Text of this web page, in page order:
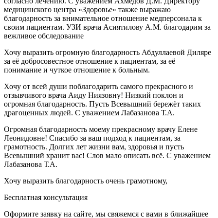
медицинского центра «Здоровье» также выражаю
благодарность за внимательное отношение медперсонала к
своим пациентам. УЗИ врача Асиятилову А.М. благодарим за
вежливое обследование
Хочу выразить огромную благодарность Абдуллаевой Диляре
за её добросовестное отношение к пациентам, за её
понимание и чуткое отношение к больным.
Хочу от всей души поблагодарить самого прекрасного и
отзывчивого врача Аиду Ниязовну! Низкий поклон и
огромная благодарность. Пусть Всевышний бережёт таких
драгоценных людей. С уважением Лабазанова Т.А.
Огромная благодарность моему прекрасному врачу Елене
Леонидовне! Спасибо за ваш подход к пациентам, за
грамотность. Долгих лет жизни вам, здоровья и пусть
Всевышний хранит вас! Слов мало описать всё. С уважением
Лабазанова Т.А.
Хочу выразить благодарность очень грамотному,
врач, которому можно доверить своё здоровье. Спасибо вам за
Бесплатная консультация
Оформите заявку на сайте, мы свяжемся с вами в ближайшее